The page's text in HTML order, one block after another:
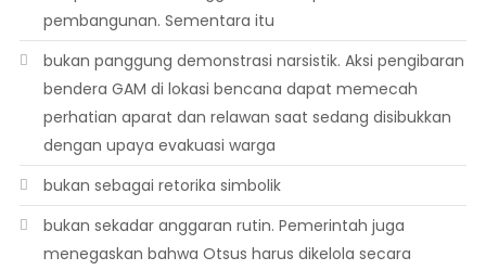
pembangunan. Sementara itu
bukan panggung demonstrasi narsistik. Aksi pengibaran
bendera GAM di lokasi bencana dapat memecah
perhatian aparat dan relawan saat sedang disibukkan
dengan upaya evakuasi warga
bukan sebagai retorika simbolik
bukan sekadar anggaran rutin. Pemerintah juga
menegaskan bahwa Otsus harus dikelola secara